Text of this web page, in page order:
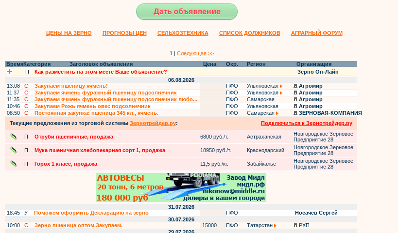
ЦЕНЫ НА ЗЕРНО ПРОГНОЗЫ ЦЕН СЕЛЬХОЗТЕХНИКА СПИСОК ДОЛЖНИКОВ АГРАРНЫЙ ФОРУМ
1 | Следующая >>
ВремяКатегория Заголовок объявления Цена Окр. Регион
Организация
П
Как разместить на этом месте Ваше объявление?
Зерно Он-Лайн
06.08.2026
13:08
С Закупаем пшеницу ячмень! ПФО Ульяновская
Агромир
11:37
С Закупаем ячмень фуражный пшеницу подсолнечник ПФО Ульяновская
Агромир
11:35
С Закупаем ячмень фуражный пшеницу подсолнечник любо... ПФО Самарская
Агромир
10:46
С Закупаем Рожь ячмень овес подсолнечник ПФО Ульяновская
Агромир
08:50
С Постоянная закупка: пшеница 345 кл., ячмень. ПФО Самарская
ЗЕРНОВАЯ-КОМПАНИЯ
Текущие предложения из торговой системы Зернотрейдер.ру: Подключиться к Зернотрейдер.ру
П Отруби пшеничные, продажа 6800 руб./т. Астраханская
Новгородское Зерновое
Предприятие 28
П
Мука пшеничная хлебопекарная сорт 1, продажа 18950 руб./т. Краснодарский
Новгородское Зерновое
Предприятие 28
П
Горох 1 класс, продажа 11,5 руб./кг. Забайкалье
Новгородское Зерновое
Предприятие 28
31.07.2026
18:45
У Поможем оформить Декларацию на зерно ПФО
Носачев Сергей
30.07.2026
10:00
С Зерно пшеница оптом.Закупаем. 15000 ПФО Татарстан
РХП